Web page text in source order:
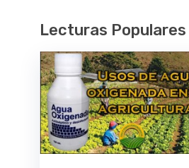
Lecturas Populares